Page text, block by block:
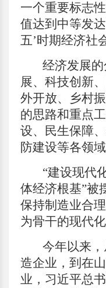
一个重要标志
值达到中等发
五’时期经济社
经济发展
展、科技创新
外开放、乡村
的思路和重点
设、民生保障
防建设等各领域
“建设现代
体经济根基”被
保持制造业合
为骨干的现代化
今年以来
造企业，到在
业，习近平总